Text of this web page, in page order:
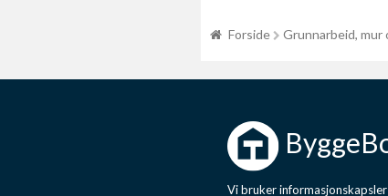
Forside Grunnarbeid, mur
Vi bruker